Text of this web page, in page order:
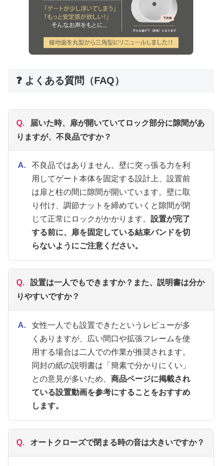
❓ よくある質問（FAQ）
Q.
届いた時、扉が開いていてロック部分に隙間があ
りますが、不良品ですか？
A.
不良品ではありません。壁に突っ張る力を利
用してゲート本体を固定する設計上、設置前
は扉と柱の間に隙間が開いています。壁に取
り付け、調節ナットを締めていくと隙間が閉
じて正常にロックがかかります。設置が完了
する前に、扉を固定している結束バンドを切
らないようにご注意ください。
Q.
設置は一人でもできますか？また、説明書は分か
りやすいですか？
A.
女性一人でも設置できたというレビューが多
くありますが、広い間口や拡張フレームを使
用する場合は二人での作業が推奨されます。
同封の紙の説明書は「簡素で分かりにくい」
との意見が多いため、商品ページに掲載され
ている設置動画を参考にすることをおすすめ
します。
Q. オートクローズで閉まる時の音は大きいですか？